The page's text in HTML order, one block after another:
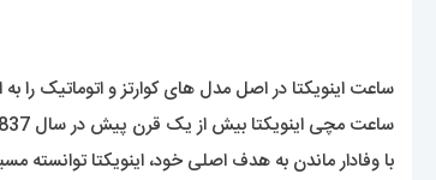
ساعت اینویکتا در اصل مدل های کوارتز و اتوماتیک را به
ساعت مچی اینویکتا بیش از یک قرن پیش در سال 1837 در Chiasso، سوئیس تاسیس شد .
با وفادار ماندن به هدف اصلی خود، اینویکتا توانسته